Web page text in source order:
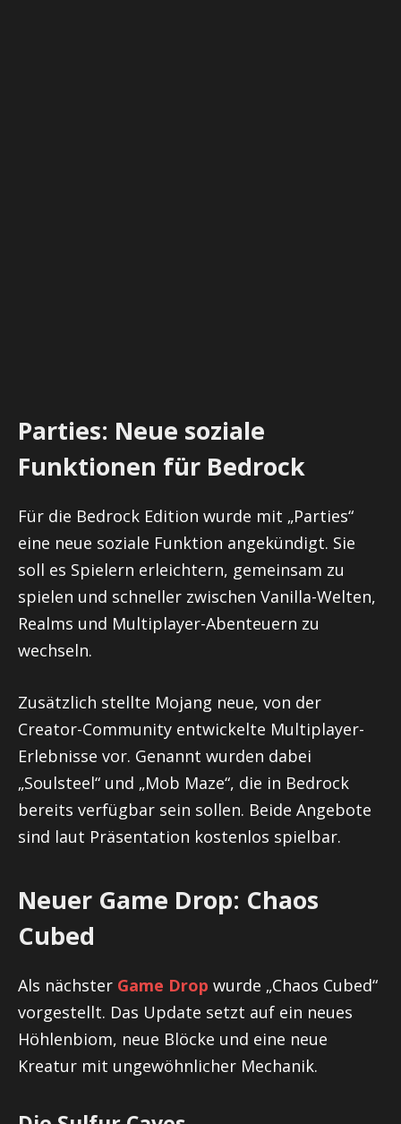
Parties: Neue soziale
Funktionen für Bedrock
Für die Bedrock Edition wurde mit „Parties“
eine neue soziale Funktion angekündigt. Sie
soll es Spielern erleichtern, gemeinsam zu
spielen und schneller zwischen Vanilla-Welten,
Realms und Multiplayer-Abenteuern zu
wechseln.
Zusätzlich stellte Mojang neue, von der
Creator-Community entwickelte Multiplayer-
Erlebnisse vor. Genannt wurden dabei
„Soulsteel“ und „Mob Maze“, die in Bedrock
bereits verfügbar sein sollen. Beide Angebote
sind laut Präsentation kostenlos spielbar.
Neuer Game Drop: Chaos
Cubed
Als nächster Game Drop wurde „Chaos Cubed“
vorgestellt. Das Update setzt auf ein neues
Höhlenbiom, neue Blöcke und eine neue
Kreatur mit ungewöhnlicher Mechanik.